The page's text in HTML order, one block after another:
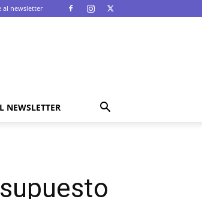
al newsletter
NEWSLETTER